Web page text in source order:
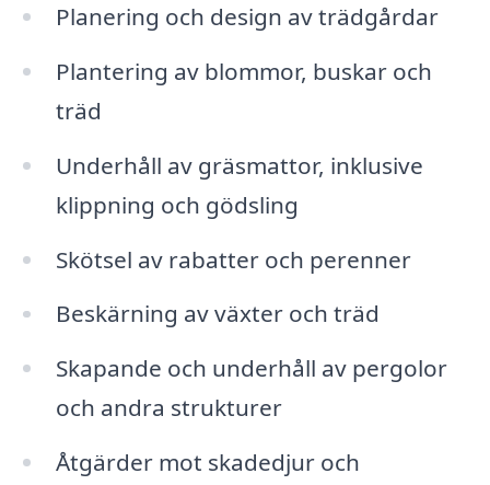
Planering och design av trädgårdar
Plantering av blommor, buskar och
träd
Underhåll av gräsmattor, inklusive
klippning och gödsling
Skötsel av rabatter och perenner
Beskärning av växter och träd
Skapande och underhåll av pergolor
och andra strukturer
Åtgärder mot skadedjur och